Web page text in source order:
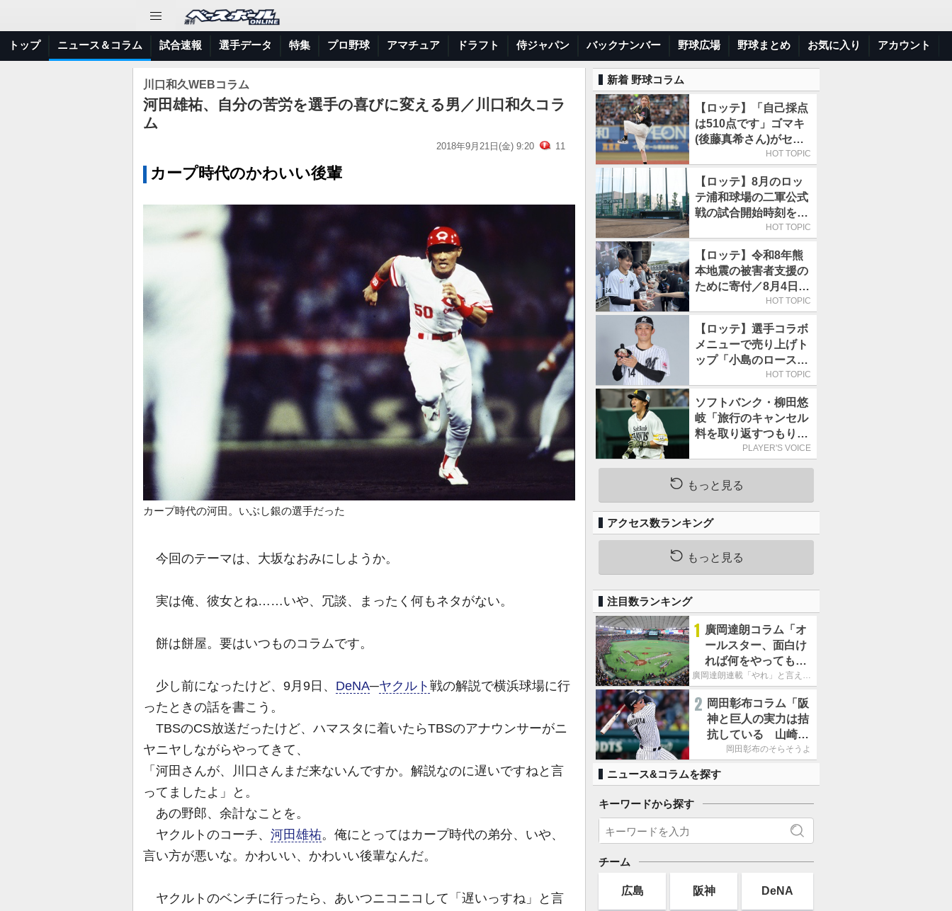
トップ ニュース＆コラム 試合速報 選手データ 特集 プロ野球 アマチュア ドラフト 侍ジャパン バックナンバー 野球広場 野球まとめ お気に入り アカウント
川口和久WEBコラム
河田雄祐、自分の苦労を選手の喜びに変える男／川口和久コラ
ム
2018年9月21日(金) 9:20 11
カープ時代のかわいい後輩
カープ時代の河田。いぶし銀の選手だった
今回のテーマは、大坂なおみにしようか。
実は俺、彼女とね……いや、冗談、まったく何もネタがない。
餅は餅屋。要はいつものコラムです。
少し前になったけど、9月9日、 DeNA─ヤクルト 戦の解説で横浜球場に行
ったときの話を書こう。
TBSのCS放送だったけど、ハマスタに着いたらTBSのアナウンサーがニ
ヤニヤしながらやってきて、
「河田さんが、川口さんまだ来ないんですか。解説なのに遅いですねと言
ってましたよ」と。
あの野郎、余計なことを。
ヤクルトのコーチ、 河田雄祐。俺にとってはカープ時代の弟分、いや、
言い方が悪いな。かわいい、かわいい後輩なんだ。
ヤクルトのベンチに行ったら、あいつニコニコして「遅いっすね」と言
新着 野球コラム
【ロッテ】「自己採点
は510点です」ゴマキ
(後藤真希さん)がセレ
モニアルピッチHOT TOPIC
【ロッテ】8月のロッ
テ浦和球場の二軍公式
戦の試合開始時刻を午
前10時30分に変更HOT TOPIC
【ロッテ】令和8年熊
本地震の被害者支援の
ために寄付／8月4日に
は選手たちが募金箱を
HOT TOPIC
【ロッテ】選手コラボ
メニューで売り上げト
ップ「小島のロースト
ビーフ丼」が4年連続
HOT TOPIC
ソフトバンク・柳田悠
岐「旅行のキャンセル
料を取り返すつもりで
出場しました(笑)」／
PLAYER'S VOICE
もっと見る
アクセス数ランキング
もっと見る
注目数ランキング
1 廣岡達朗コラム「オ
ールスター、面白け
れば何をやってもい
いという発想は大間廣岡達朗連載「やれ」と言える信念
2 岡田彰布コラム「阪
神と巨人の実力は拮
抗している 山崎、
小笠原の存在は大き
岡田彰布のそらそうよ
ニュース&コラムを探す
キーワードから探す
チーム
広島 阪神 DeNA